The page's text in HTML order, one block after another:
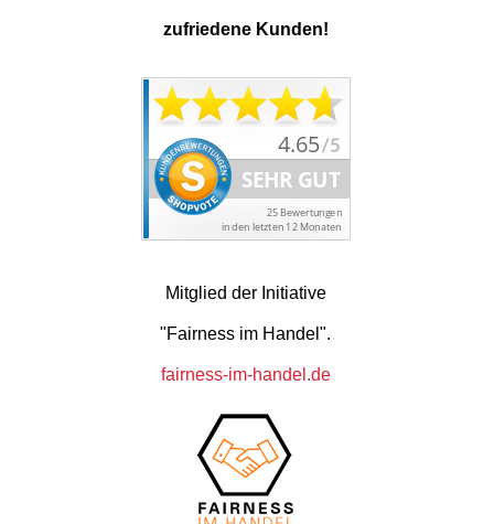
zufriedene Kunden!
Mitglied der Initiative
"Fairness im Handel".
fairness-im-handel.de